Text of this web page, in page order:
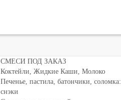
СМЕСИ ПОД ЗАКАЗ
Коктейли, Жидкие Каши, Молоко
Печенье, пастила, батончики, соломка:
снэки